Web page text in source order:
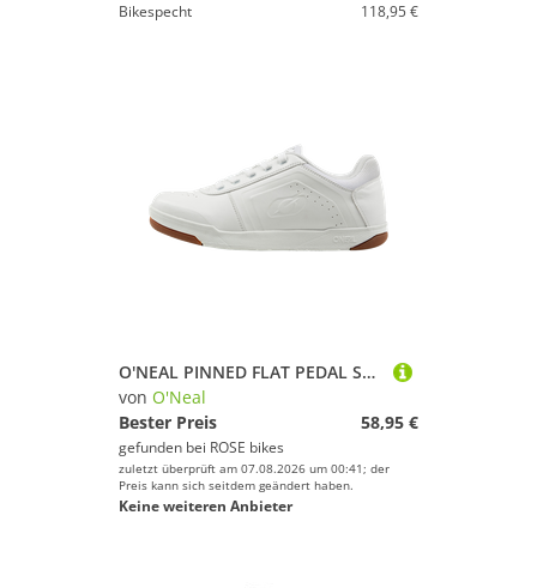
Bikespecht
118,95 €
O'NEAL PINNED FLAT PEDAL SHOE V.22 Flat Pedal Schuhe
von O'Neal
Bester Preis
58,95 €
gefunden bei ROSE bikes
zuletzt überprüft am 07.08.2026 um 00:41; der
Preis kann sich seitdem geändert haben.
Keine weiteren Anbieter